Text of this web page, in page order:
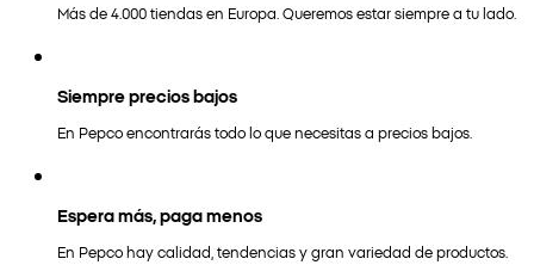
Más de 4.000 tiendas en Europa. Queremos estar siempre a tu lado.
Siempre precios bajos
En Pepco encontrarás todo lo que necesitas a precios bajos.
Espera más, paga menos
En Pepco hay calidad, tendencias y gran variedad de productos.